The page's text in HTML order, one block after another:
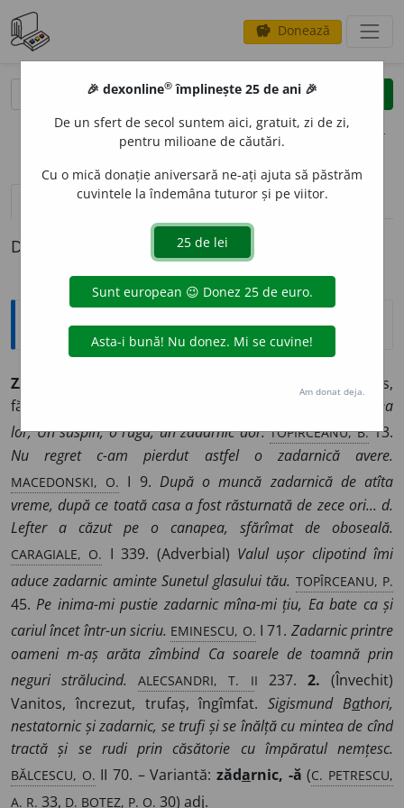
savings Donează
clear
opțiuni
definiții (1) pronunțievolume_up (13)
Definiția cu ID-ul 938325:
Explicative DEX
ZAD
Fără rost, fără folos,
fără întrebuințare, inutil.
Treci, ducînd o parte din tristețea
lor, Un suspin, o rugă, un zadarnic dor. TOPÎRCEANU, B.13.
Nu regret c-am pierdut astfel o zadarnică avere.
MACEDONSKI, O. I 9. După o muncă zadarnică de atîta
vreme, după ce toată casa a fost răsturnată de zece ori... d.
Lefter a căzut pe o canapea, sfărîmat de oboseală.
CARAGIALE, O. I 339. (Adverbial) Valul ușor clipotind îmi
aduce zadarnic aminte Sunetul glasului tău. TOPÎRCEANU, P.
45.Pe inima-mi pustie zadarnic mîna-mi țiu, Ea bate ca și
cariul încet într-un sicriu. EMINESCU, O. I 71. Zadarnic printre
oameni m-aș arăta zîmbind Ca soarele de toamnă prin
neguri strălucind.
ALECSANDRI, T. II 237. 2. (Învechit)
Vanitos, încrezut, trufaș, îngîmfat.Sigismund Bathori,
nestatornic și zadarnic, se trufi și se înălță cu mintea de cînd
tractă și se rudi prin căsătorie cu împăratul nemțesc.
BĂLCESCU, O. II 70. – Variantă:zădarnic, -ă (C. PETRESCU,
A. R. 33, D. BOTEZ, P. O. 30) adj.
🎉 dexonline® împlinește 25 de ani 🎉
De un sfert de secol suntem aici, gratuit, zi de zi,
pentru milioane de căutări.
Cu o mică donație aniversară ne-ați ajuta să păstrăm
cuvintele la îndemâna tuturor și pe viitor.
Am donat deja.